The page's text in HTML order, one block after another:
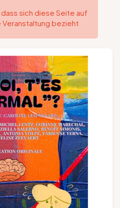
Sie uns
sich diese Seite auf
bezieht